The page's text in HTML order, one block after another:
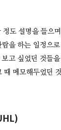
도 설명을 들으
을 하는 일정으
고 싶었던 것들
때 메모해두었던